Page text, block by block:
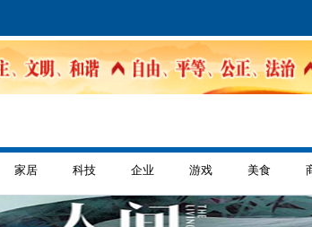
家居 科技 企业 游戏 美食